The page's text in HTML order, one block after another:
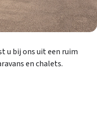
u bij ons uit een ruim
en chalets.